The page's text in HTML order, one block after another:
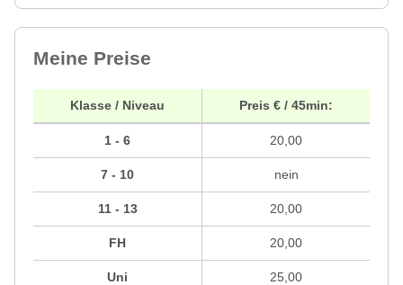
Meine Preise
Klasse / Niveau
1 - 6
7 - 10
11 - 13
FH
Uni
Preis € / 45min:
20,00
nein
20,00
20,00
25,00